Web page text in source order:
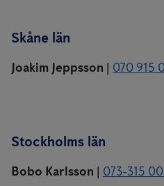
Skåne län
Joakim Jeppsson | 070 915
Stockholms län
Bobo Karlsson | 073-315